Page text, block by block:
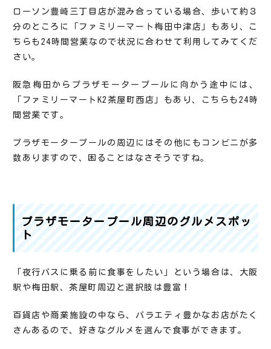
ローソン豊崎三丁目店が混み合っている場合、歩いて約３
分のところに「ファミリーマート梅田中津店」もあり、こ
ちらも24時間営業なので状況に合わせて利用してみてくだ
さい。
阪急梅田からプラザモータープールに向かう途中には、
「ファミリーマートK2茶屋町西店」もあり、こちらも24時
間営業です。
プラザモータープールの周辺にはその他にもコンビニが多
数ありますので、困ることはなさそうですね。
プラザモータープール周辺のグルメスポッ
ト
「夜行バスに乗る前に食事をしたい」という場合は、大阪
駅や梅田駅、茶屋町周辺と選択肢は豊富！
百貨店や商業施設の中なら、バラエティ豊かなお店がたく
さんあるので、好きなグルメを選んで食事ができます。